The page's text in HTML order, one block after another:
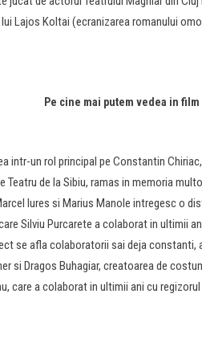
Lajos Koltai (ecranizarea romanului
Pe cine mai putem vedea in film
intr-un rol principal pe Constantin
Teatru de la Sibiu, ramas in memoria
Iures si Marius Manole intregesc o
Silviu Purcarete a colaborat in ultimii
se afla colaboratorii sai deja
si Dragos Buhagiar, creatoarea de
care a colaborat in ultimii ani cu